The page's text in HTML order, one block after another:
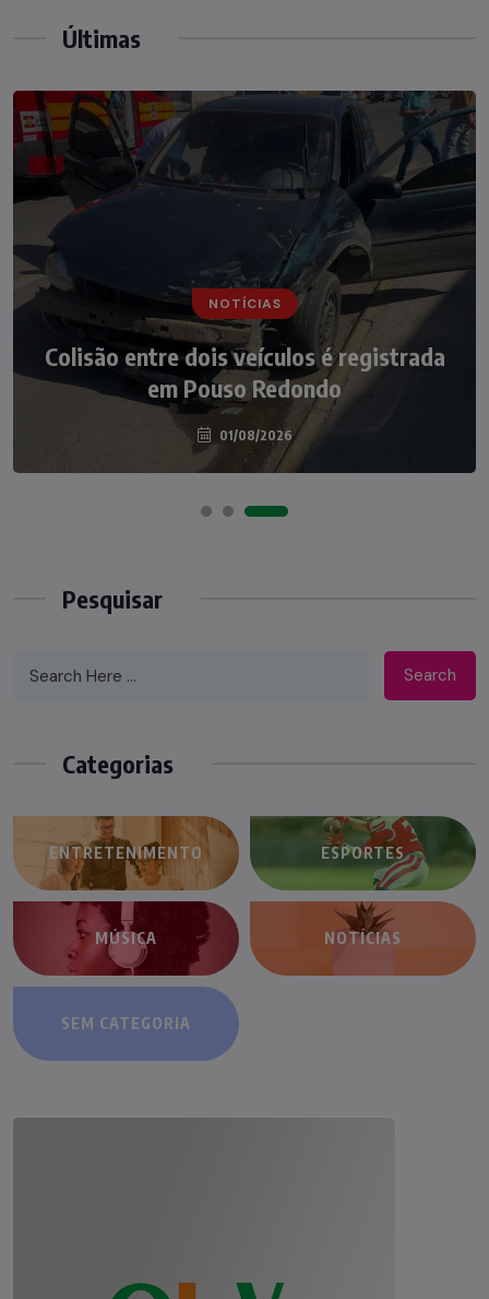
Últimas
NOTÍCIAS
Colisão entre dois veículos é registrada
em Pouso Redondo
01/08/2026
NOTÍCIAS
Irmãos de 7 e 14 anos morrem
atropelados na BR-470 em Pouso
Redondo
04/08/2026
Pesquisar
Search
Categorias
ENTRETENIMENTO ESPORTES
MÚSICA NOTÍCIAS
SEM CATEGORIA